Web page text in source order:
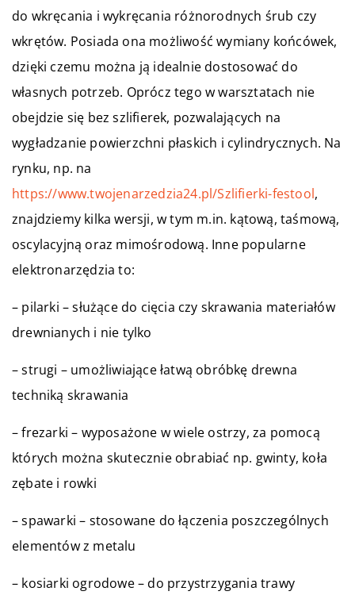
do wkręcania i wykręcania różnorodnych śrub czy
wkrętów. Posiada ona możliwość wymiany końcówek,
dzięki czemu można ją idealnie dostosować do
własnych potrzeb. Oprócz tego w warsztatach nie
obejdzie się bez szlifierek, pozwalających na
wygładzanie powierzchni płaskich i cylindrycznych. Na
rynku, np. na
https://www.twojenarzedzia24.pl/Szlifierki-festool,
znajdziemy kilka wersji, w tym m.in. kątową, taśmową,
oscylacyjną oraz mimośrodową. Inne popularne
elektronarzędzia to:
– pilarki – służące do cięcia czy skrawania materiałów
drewnianych i nie tylko
– strugi – umożliwiające łatwą obróbkę drewna
techniką skrawania
– frezarki – wyposażone w wiele ostrzy, za pomocą
których można skutecznie obrabiać np. gwinty, koła
zębate i rowki
– spawarki – stosowane do łączenia poszczególnych
elementów z metalu
– kosiarki ogrodowe – do przystrzygania trawy